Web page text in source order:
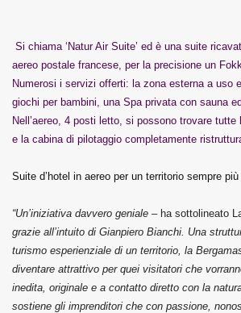
Si chiama ‘Natur Air Suite’ ed è una suite
aereo postale francese, per la precisione un
Numerosi i servizi offerti: la zona esterna a uso
giochi per bambini, una Spa privata con sauna
Nell’aereo, 4 posti letto, si possono trovare tutte
e la cabina di pilotaggio completamente
Suite d’hotel in aereo per un territorio sempre
“Un’iniziativa davvero geniale – ha sottolineato
grazie all’intuito di Gianpiero Bianchi. Una
turismo esperienziale di un territorio, la
diventare attrattivo per quei visitatori che
inedita, originale e a contatto diretto con la
sostiene gli imprenditori che con passione,